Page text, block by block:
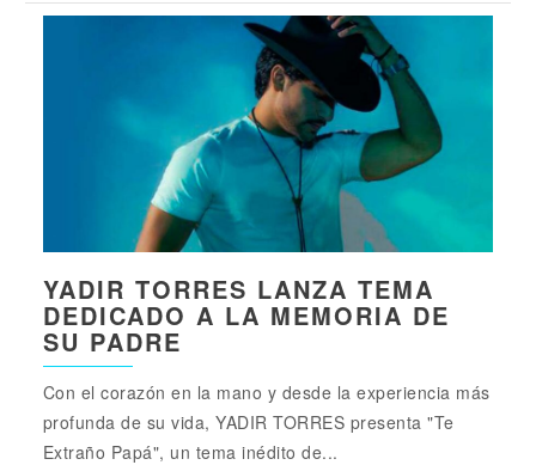
YADIR TORRES LANZA TEMA
DEDICADO A LA MEMORIA DE
SU PADRE
Con el corazón en la mano y desde la experiencia más
profunda de su vida, YADIR TORRES presenta "Te
Extraño Papá", un tema inédito de...